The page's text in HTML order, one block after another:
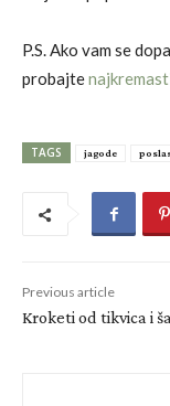
P.S. Ako vam se
probajte
TAGS jagode
Previous article
Kroketi od tikvica i